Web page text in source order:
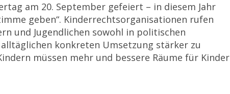
am 20. September gefeiert – in diesem Jahr
geben“. Kinderrechtsorganisationen rufen
und Jugendlichen sowohl in politischen
konkreten Umsetzung stärker zu
müssen mehr und bessere Räume für Kinder